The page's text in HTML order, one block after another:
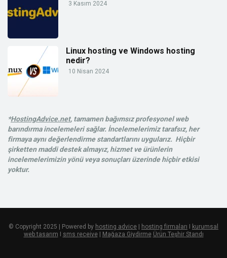
3 Kasım 2024
Linux hosting ve Windows hosting
nedir?
10 Nisan 2024
*HostingAdvice.net, tamamen bağımsız profesyonel web
barındırma incelemeleri sağlar. İncelemelerimiz tarafsız, her
firmaya aynı değerlendirme standartlarını uygularız. Hiçbir
şirketten maddi destek almayız, hizmet ve ürünlerin
incelemelerimizin yönü veya sonuçları üzerinde hiçbir etkisi
yoktur.
© Copyright 2025 | Powered by hosting advice hosting firmaları
kurumsal
web tasarım
sms receive| Mağaza Giydirme Ürün Teşhir Standı